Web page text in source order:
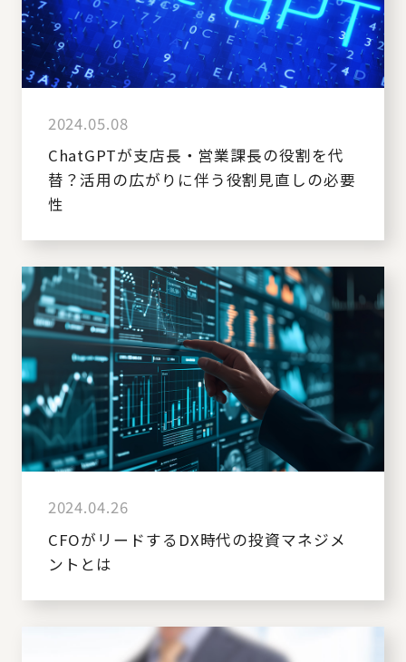
2024.05.08
ChatGPTが支店長・営業課長の役割を代
替？活用の広がりに伴う役割見直しの必要
性
2024.04.26
CFOがリードするDX時代の投資マネジメ
ントとは